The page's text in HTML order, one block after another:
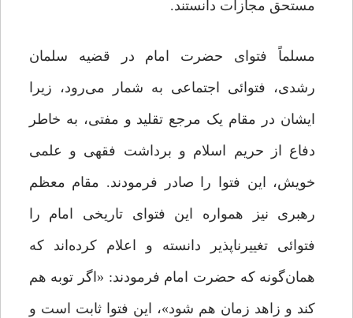
مستحق مجازات دانستند.
مسلماً فتوای حضرت امام در قضیه سلمان
رشدی، فتوائی اجتماعی به شمار می‌رود، زیرا
ایشان در مقام یک مرجع تقلید و مفتی، به خاطر
دفاع از حریم اسلام و برداشت فقهی و علمی
خویش، این فتوا را صادر فرمودند. مقام معظم
رهبری نیز همواره این فتوای تاریخی امام را
فتوائی تغییرناپذیر دانسته و اعلام کرده‌اند که
همان‌گونه که حضرت امام فرمودند: «اگر توبه هم
کند و زاهد زمان هم شود»، این فتوا ثابت است و